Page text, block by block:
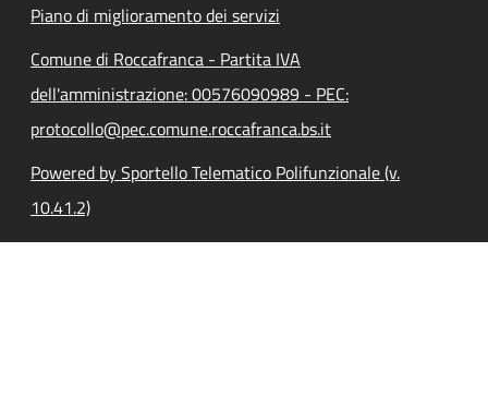
Piano di miglioramento dei servizi
Comune di Roccafranca - Partita IVA
dell'amministrazione: 00576090989 - PEC:
protocollo@pec.comune.roccafranca.bs.it
Powered by Sportello Telematico Polifunzionale (v.
10.41.2)